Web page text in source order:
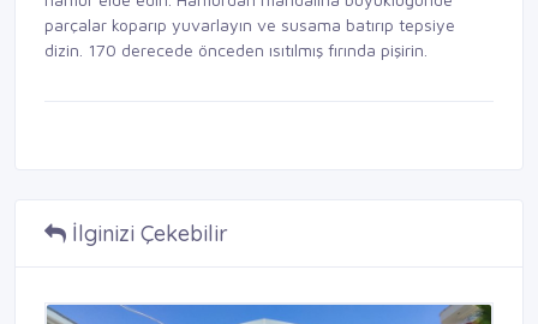
parçalar koparıp yuvarlayın ve susama batırıp tepsiye
dizin. 170 derecede önceden ısıtılmış fırında pişirin.
İlginizi Çekebilir